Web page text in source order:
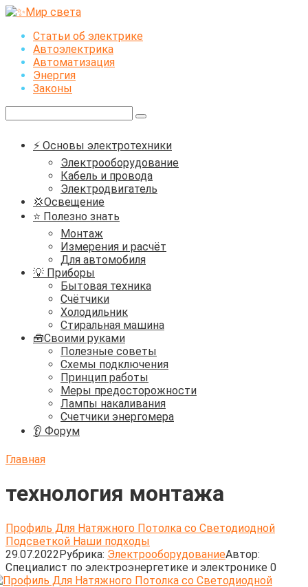
Перейти
контентуСтатьи об электрике
Автоэлектрика
Автоматизация
Энергия
Законы
⚡ Основы электротехники
Электрооборудование
Кабель и провода
Электродвигатель
💢Освещение
⭐ Полезно знать
Монтаж
Измерения и расчёт
Для автомобиля
💡 Приборы
Бытовая техника
Счётчики
Холодильник
Стиральная машина
🧰Своими руками
Полезные советы
Схемы подключения
Принцип работы
Меры предосторожности
Лампы накаливания
Счетчики энергомера
👂 Форум
Главная
технология монтажа
Профиль Для Натяжного Потолка со Светодиодной
Подсветкой Наши подходы
29.07.2022Рубрика: ЭлектрооборудованиеАвтор:
Cпециалист по электроэнергетике и электронике 0